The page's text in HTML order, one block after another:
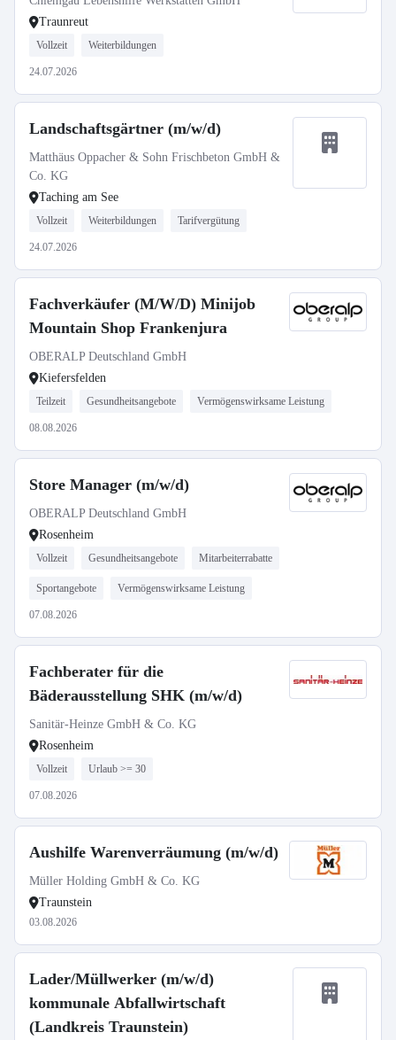
Traunreut
Vollzeit Weiterbildungen
24.07.2026
Landschaftsgärtner (m/w/d)
Matthäus Oppacher & Sohn Frischbeton GmbH &
Co. KG
Taching am See
Vollzeit Weiterbildungen Tarifvergütung
24.07.2026
Fachverkäufer (M/W/D) Minijob
Mountain Shop Frankenjura
OBERALP Deutschland GmbH
Kiefersfelden
Teilzeit Gesundheitsangebote Vermögenswirksame Leistung
08.08.2026
Store Manager (m/w/d)
OBERALP Deutschland GmbH
Rosenheim
Vollzeit Gesundheitsangebote Mitarbeiterrabatte
Sportangebote Vermögenswirksame Leistung
07.08.2026
Fachberater für die
Bäderausstellung SHK (m/w/d)
Sanitär-Heinze GmbH & Co. KG
Rosenheim
Vollzeit Urlaub >= 30
07.08.2026
Aushilfe Warenverräumung (m/w/d)
Müller Holding GmbH & Co. KG
Traunstein
03.08.2026
Lader/Müllwerker (m/w/d)
kommunale Abfallwirtschaft
(Landkreis Traunstein)